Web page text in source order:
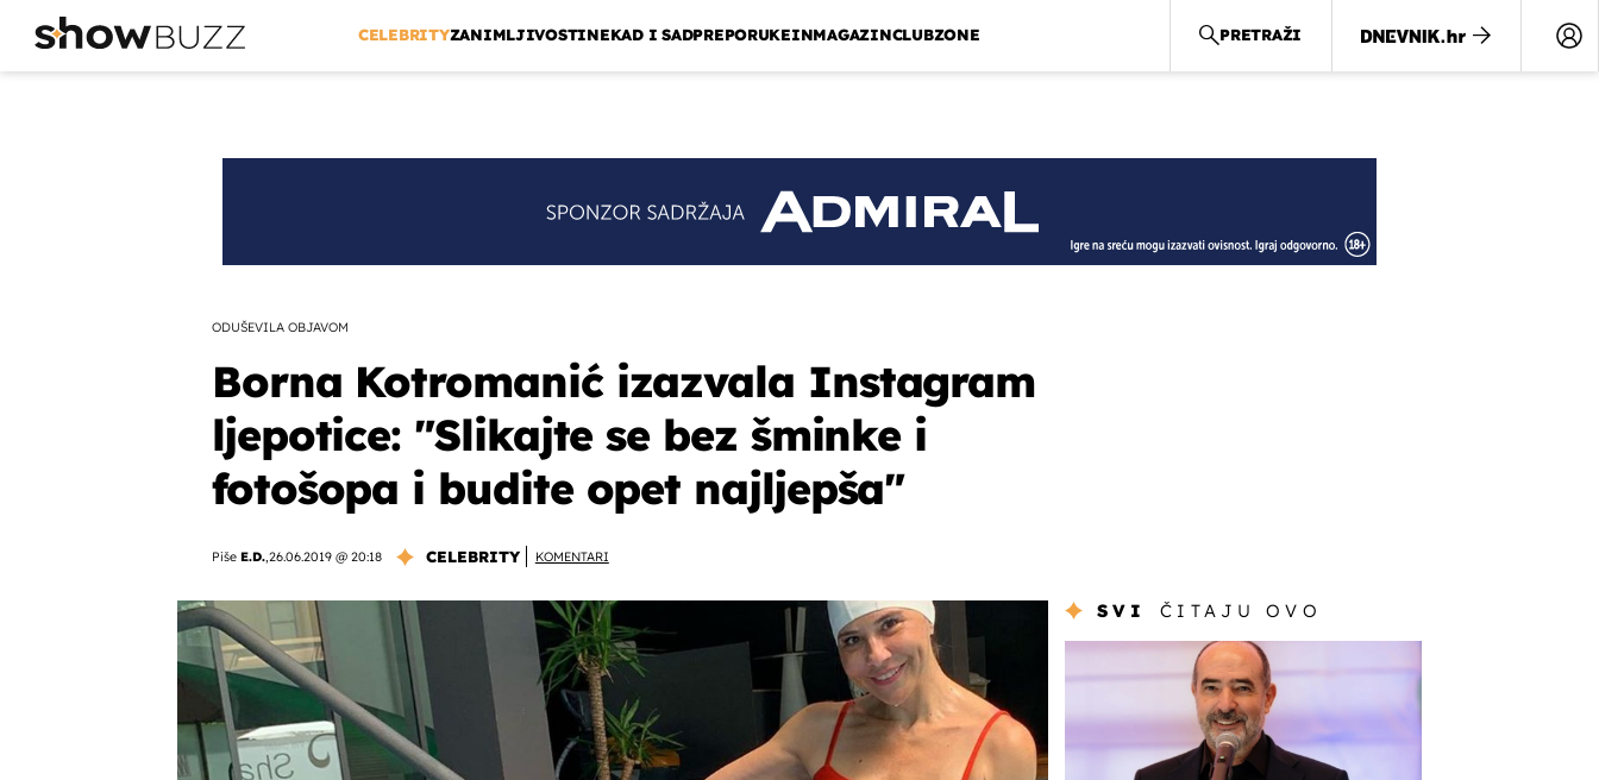
CELEBRITYZANIMLJIVOSTINEKAD I SADPREPORUKEINMAGAZINCLUBZONE PRETRAŽI
ODUŠEVILA OBJAVOM
Borna Kotromanić izazvala Instagram
ljepotice: "Slikajte se bez šminke i
fotošopa i budite opet najljepša"
Piše E.D.,26.06.2019 @ 20:18 CELEBRITY KOMENTARI
SVI ČITAJU OVO